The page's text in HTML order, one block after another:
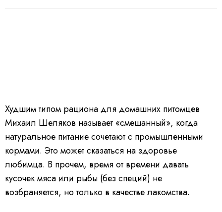
Худшим типом рациона для домашних питомцев
Михаил Шеляков называет «смешанный», когда
натуральное питание сочетают с промышленными
кормами. Это может сказаться на здоровье
любимца. В прочем, время от времени давать
кусочек мяса или рыбы (без специй) не
возбраняется, но только в качестве лакомства.